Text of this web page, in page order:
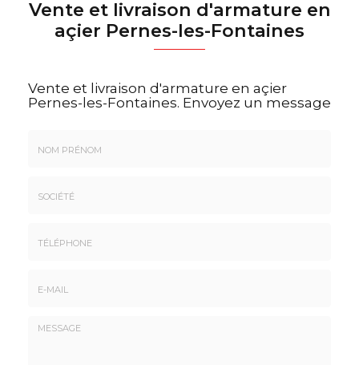
Vente et livraison d'armature en
açier Pernes-les-Fontaines
Vente et livraison d'armature en açier
Pernes-les-Fontaines. Envoyez un message